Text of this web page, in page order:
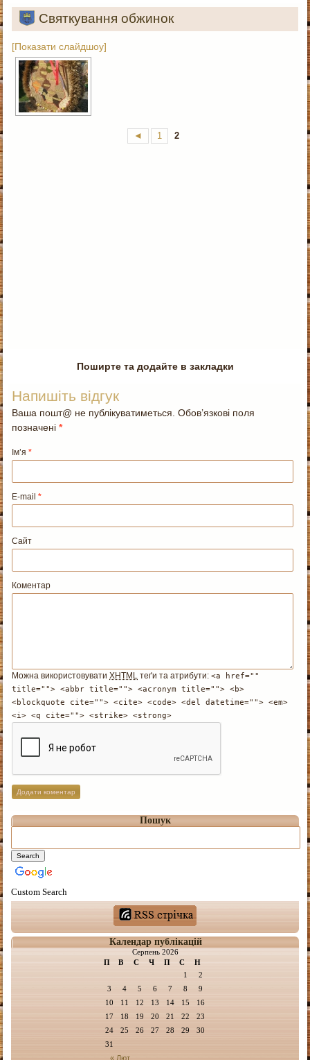
Святкування обжинок
[Показати слайдшоу]
◄ 1 2
Поширте та додайте в закладки
Напишіть відгук
Ваша пошт@ не публікуватиметься. Обов’язкові поля
позначені*
Ім’я*
E-mail*
Сайт
Коментар
Можна використовуватиXHTML теґи та атрибути:<a href=""
title=""> <abbr title=""> <acronym title=""> <b>
<blockquote cite=""> <cite> <code> <del datetime=""> <em>
<i> <q cite=""> <strike> <strong>
Пошук
Custom Search
Календар публікацій
Серпень 2026
П
В С Ч П С Н
« Лют
1
2
3
4 5 6 7 8
9
10
11 12 13 14 15
16
17
18 19 20 21 22
23
24
25 26 27 28 29
30
31